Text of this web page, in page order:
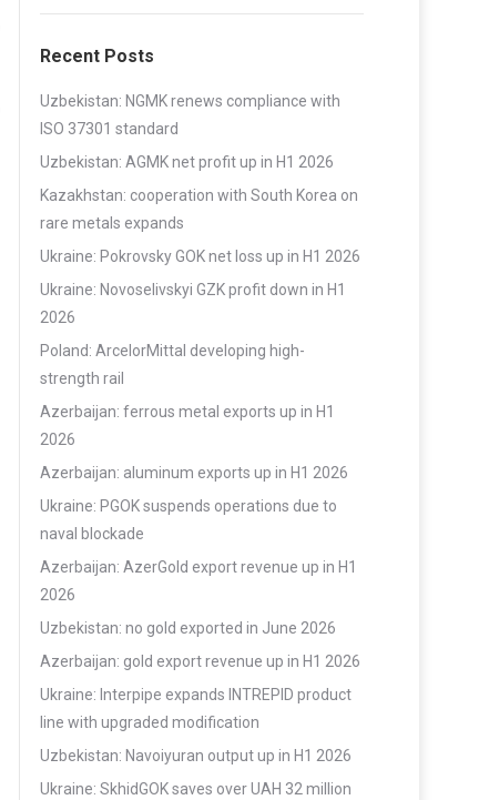
Recent Posts
Uzbekistan: NGMK renews compliance with
ISO 37301 standard
Uzbekistan: AGMK net profit up in H1 2026
Kazakhstan: cooperation with South Korea on
rare metals expands
Ukraine: Pokrovsky GOK net loss up in H1 2026
Ukraine: Novoselivskyi GZK profit down in H1
2026
Poland: ArcelorMittal developing high-
strength rail
Azerbaijan: ferrous metal exports up in H1
2026
Azerbaijan: aluminum exports up in H1 2026
Ukraine: PGOK suspends operations due to
naval blockade
Azerbaijan: AzerGold export revenue up in H1
2026
Uzbekistan: no gold exported in June 2026
Azerbaijan: gold export revenue up in H1 2026
Ukraine: Interpipe expands INTREPID product
line with upgraded modification
Uzbekistan: Navoiyuran output up in H1 2026
Ukraine: SkhidGOK saves over UAH 32 million